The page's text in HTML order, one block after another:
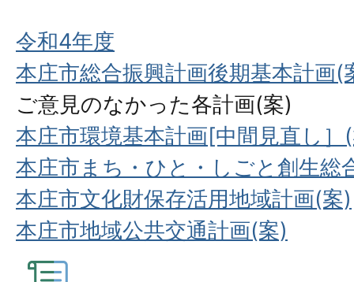
令和4年度
本庄市総合振興計画後期基本計画(
ご意見のなかった各計画(案)
本庄市環境基本計画[中間見直し］
本庄市まち・ひと・しごと創生総
本庄市文化財保存活用地域計画(案)
本庄市地域公共交通計画(案)